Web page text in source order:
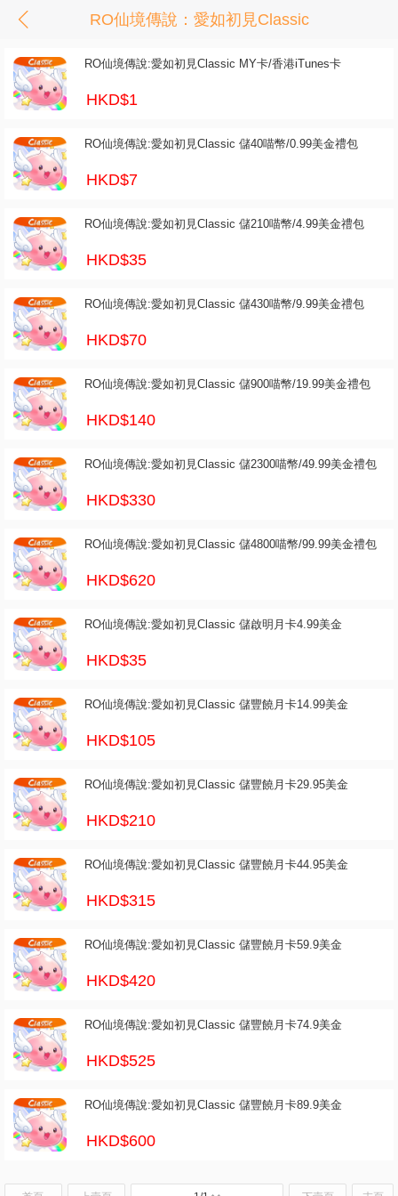
RO仙境傳說：愛如初見Classic
RO仙境傳說:愛如初見Classic MY卡/香港iTunes卡
HKD$1
RO仙境傳說:愛如初見Classic 儲40喵幣/0.99美金禮包
HKD$7
RO仙境傳說:愛如初見Classic 儲210喵幣/4.99美金禮包
HKD$35
RO仙境傳說:愛如初見Classic 儲430喵幣/9.99美金禮包
HKD$70
RO仙境傳說:愛如初見Classic 儲900喵幣/19.99美金禮包
HKD$140
RO仙境傳說:愛如初見Classic 儲2300喵幣/49.99美金禮包
HKD$330
RO仙境傳說:愛如初見Classic 儲4800喵幣/99.99美金禮包
HKD$620
RO仙境傳說:愛如初見Classic 儲啟明月卡4.99美金
HKD$35
RO仙境傳說:愛如初見Classic 儲豐饒月卡14.99美金
HKD$105
RO仙境傳說:愛如初見Classic 儲豐饒月卡29.95美金
HKD$210
RO仙境傳說:愛如初見Classic 儲豐饒月卡44.95美金
HKD$315
RO仙境傳說:愛如初見Classic 儲豐饒月卡59.9美金
HKD$420
RO仙境傳說:愛如初見Classic 儲豐饒月卡74.9美金
HKD$525
RO仙境傳說:愛如初見Classic 儲豐饒月卡89.9美金
HKD$600